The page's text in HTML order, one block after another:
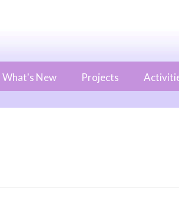
What's New Projects